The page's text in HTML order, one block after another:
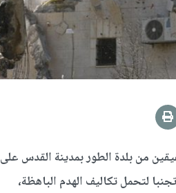
من بلدة الطور بمدينة القدس على
26 حزيران/ يونيو الجاري، تجنبا لتحمل تكاليف الهدم الباهظة،